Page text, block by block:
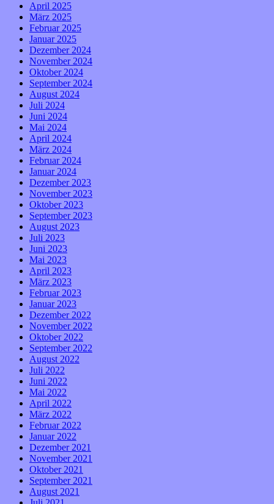
April 2025
März 2025
Februar 2025
Januar 2025
Dezember 2024
November 2024
Oktober 2024
September 2024
August 2024
Juli 2024
Juni 2024
Mai 2024
April 2024
März 2024
Februar 2024
Januar 2024
Dezember 2023
November 2023
Oktober 2023
September 2023
August 2023
Juli 2023
Juni 2023
Mai 2023
April 2023
März 2023
Februar 2023
Januar 2023
Dezember 2022
November 2022
Oktober 2022
September 2022
August 2022
Juli 2022
Juni 2022
Mai 2022
April 2022
März 2022
Februar 2022
Januar 2022
Dezember 2021
November 2021
Oktober 2021
September 2021
August 2021